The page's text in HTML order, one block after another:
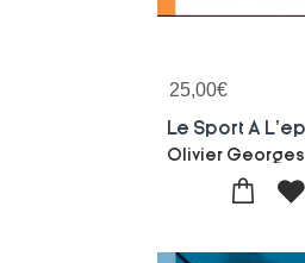
25,00€
Olivier Georges